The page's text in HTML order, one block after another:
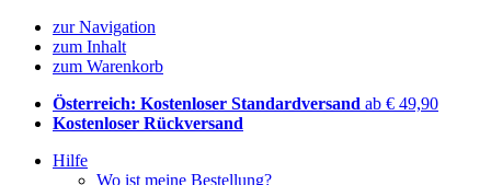
zur Navigation
zum Inhalt
zum Warenkorb
Österreich: Kostenloser Standardversand ab € 49,90
Kostenloser Rückversand
Hilfe
Wo ist meine Bestellung?